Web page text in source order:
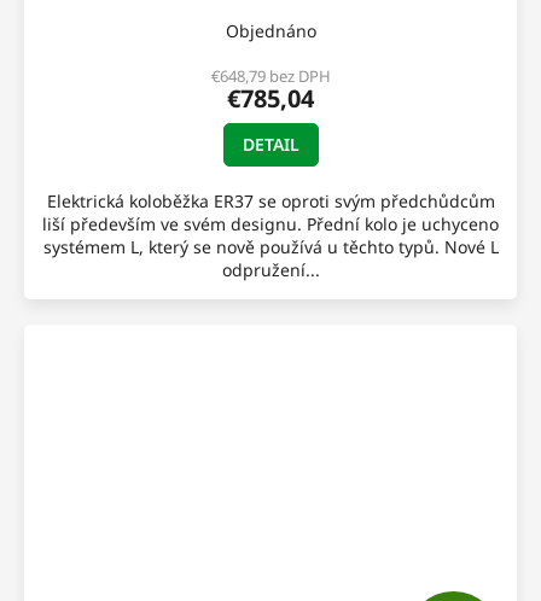
Objednáno
€648,79 bez DPH
€785,04
DETAIL
Elektrická koloběžka ER37 se oproti svým předchůdcům
liší především ve svém designu. Přední kolo je uchyceno
systémem L, který se nově používá u těchto typů. Nové L
odpružení...